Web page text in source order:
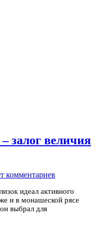
залог величия
комментариев
идеал активного
и в монашеской рясе
выбрал для